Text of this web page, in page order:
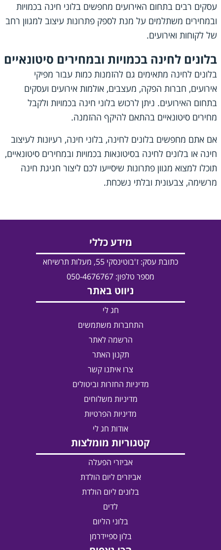
עסקים רבים בתחום האירועים מחפשים בלוני חינה בכמויות
ובמחירים משתלמים על מנת לספק פתרונות עיצוב למגוון רחב
של לקוחות ואירועים.
בלונים לחינה בכמויות ובמחירים סיטונאיים
בלונים לחינה מתאימים גם להזמנות כמות עבור מפיקי
אירועים, חברות הפקה, מעצבים, אולמות אירועים ועסקים
בתחום האירועים. ניתן לרכוש בלוני חינה בכמויות ולקבל
מחירים סיטונאיים בהתאם להיקף ההזמנה.
אם אתם מחפשים בלונים לחינה, בלוני חינה, רעיונות לעיצוב
חינה או בלונים לחינה בסיטונאות בכמויות ובמחירים סיטונאיים,
תוכלו למצוא מגוון פתרונות שיסייעו לכם ליצור חגיגת חינה
מרשימה, צבעונית ובלתי נשכחת.
מידע כללי
כתובת עסק: ז'בוטינסקי 55, מעלות תרשיחא
מספר טלפון: 050-4676767
ניווט באתר
חג לי
התחברות משתמשים
הרשמה לאתר
תקנון האתר
צרו איתנו קשר
מדיניות החזרות וביטולים
מדיניות משלוחים
מדיניות הפרטיות
אודות חג לי
קטגוריות מומלצות
אביזרי הפעלה
אביזרים ליום הולדת
בלונים ליום הולדת
לדים
בלוני הליום
בלון ספיידרמן